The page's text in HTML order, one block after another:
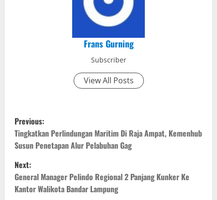
Frans Gurning
Subscriber
View All Posts
P
o
s
t
Previous:
Tingkatkan Perlindungan Maritim Di Raja Ampat, Kemenhub
Susun Penetapan Alur Pelabuhan Gag
Next:
General Manager Pelindo Regional 2 Panjang Kunker Ke
Kantor Walikota Bandar Lampung